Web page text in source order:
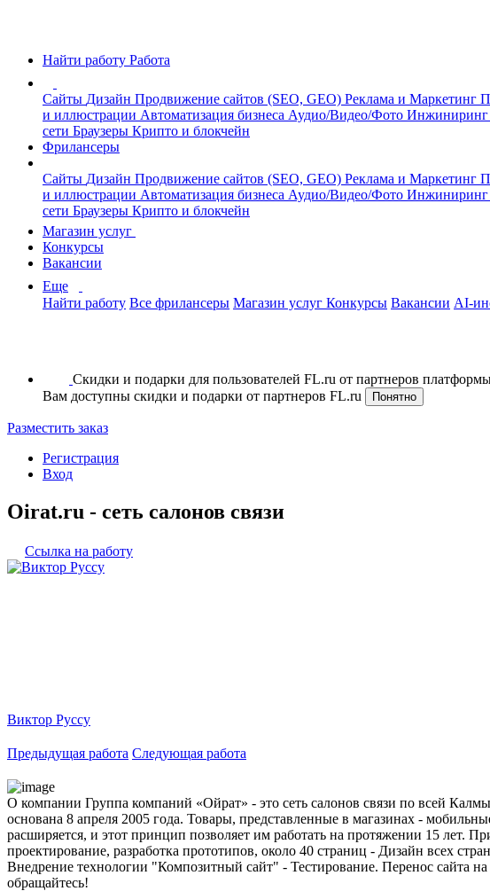
Найти работу Работа
Сайты Дизайн Продвижение сайтов (SEO, GEO) Реклама и Маркетинг
и иллюстрации Автоматизация бизнеса Аудио/Видео/Фото Инжиниринг
сети Браузеры Крипто и блокчейн
Фрилансеры
Сайты Дизайн Продвижение сайтов (SEO, GEO) Реклама и Маркетинг
и иллюстрации Автоматизация бизнеса Аудио/Видео/Фото Инжиниринг
сети Браузеры Крипто и блокчейн
Магазин услуг
Конкурсы
Вакансии
Еще
Найти работу Все фрилансеры Магазин услуг Конкурсы Вакансии AI-
Скидки и подарки для пользователей FL.ru от партнеров
Вам доступны скидки и подарки от партнеров FL.ru
Понятно
Разместить заказ
Регистрация
Вход
Oirat.ru - сеть салонов связи
Ссылка на работу
Виктор Руссу
Предыдущая работа Следующая работа
О компании Группа компаний «Ойрат» - это сеть салонов связи по всей
основана 8 апреля 2005 года. Товары, представленные в магазинах -
расширяется, и этот принцип позволяет им работать на протяжении 15 лет.
проектирование, разработка прототипов, около 40 страниц - Дизайн всех
Внедрение технологии "Композитный сайт" - Тестирование. Перенос сайта
обращайтесь!